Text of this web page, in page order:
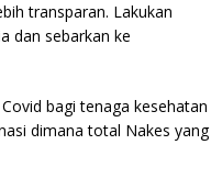
transparan. Lakukan
dan sebarkan ke
bagi tenaga kesehatan
dimana total Nakes yang